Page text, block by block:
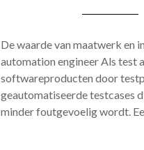
De waarde van maatwerk en
automation engineer Als test
softwareproducten door
geautomatiseerde testcases
minder foutgevoelig wordt.